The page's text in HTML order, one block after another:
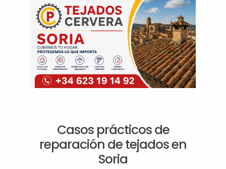
Casos prácticos de
reparación de tejados en
Soria